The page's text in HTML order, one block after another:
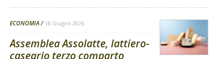
ECONOMIA 18 Giugno 2026
Assemblea Assolatte, lattiero-
caseario terzo comparto